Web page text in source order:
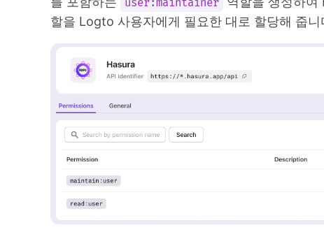
user:maintainer
할을 Logto 사용자에게 필요한 대로 할당해 줍니